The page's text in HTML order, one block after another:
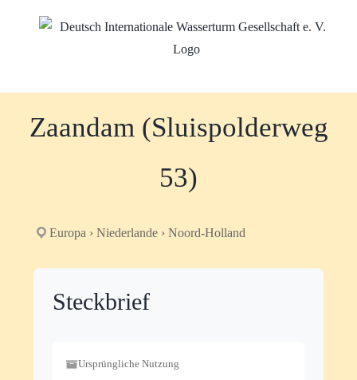
Zaandam (Sluispolderweg
53)
Europa › Niederlande › Noord-Holland
Steckbrief
Ursprüngliche Nutzung